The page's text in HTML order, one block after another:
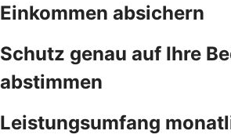
Einkommen absichern
Schutz genau auf Ihre
abstimmen
Leistungsumfang